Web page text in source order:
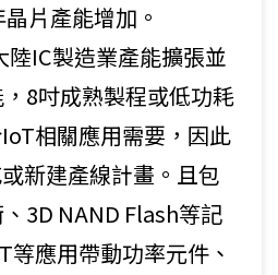
片產能增加。
IC製造業產能擴張並
8吋成熟製程或低功耗
相關應用需要，因此
新建產線計畫。且包
3D NAND Flash等記
應用帶動功率元件、